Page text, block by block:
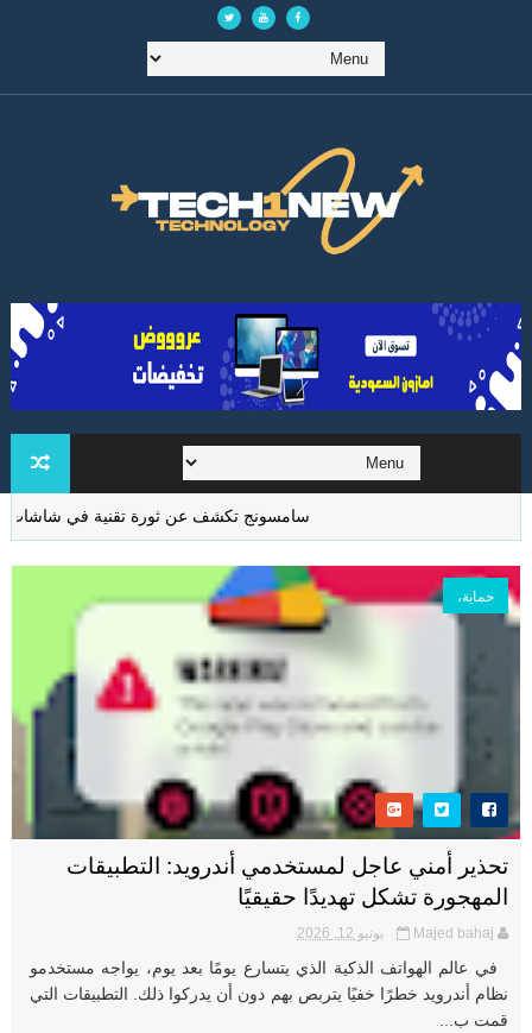
سامسونج تكشف عن ثورة تقنية في شاشات الواقع
حماية،
تحذير أمني عاجل لمستخدمي أندرويد: التطبيقات
المهجورة تشكل تهديدًا حقيقيًا
Majed bahaj يونيو 12, 2026
في عالم الهواتف الذكية الذي يتسارع يومًا بعد يوم، يواجه مستخدمو
نظام أندرويد خطرًا خفيًا يتربص بهم دون أن يدركوا ذلك. التطبيقات التي
قمت ب...